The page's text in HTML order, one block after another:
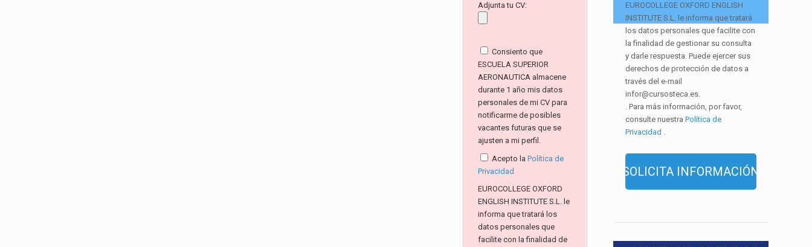
Adjunta tu CV:
Consiento que
ESCUELA SUPERIOR
AERONAUTICA almacene
durante 1 año mis datos
personales de mi CV para
notificarme de posibles
vacantes futuras que se
ajusten a mi perfil.
Acepto la Política de
Privacidad
EUROCOLLEGE OXFORD
ENGLISH INSTITUTE S.L. le
informa que tratará los
datos personales que
facilite con la finalidad de
EUROCOLLEGE OXFORD ENGLISH
INSTITUTE S.L. le informa que tratará
los datos personales que facilite con
la finalidad de gestionar su consulta
y darle respuesta. Puede ejercer sus
derechos de protección de datos a
través del e-mail
infor@cursosteca.es.
. Para más información, por favor,
consulte nuestraPolítica de
Privacidad